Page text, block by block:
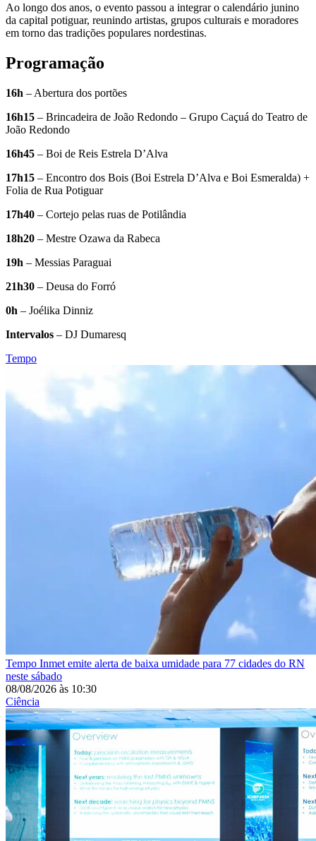
Ao longo dos anos, o evento passou a integrar o calendário junino
da capital potiguar, reunindo artistas, grupos culturais e moradores
em torno das tradições populares nordestinas.
Programação
16h – Abertura dos portões
16h15 – Brincadeira de João Redondo – Grupo Caçuá do Teatro de
João Redondo
16h45 – Boi de Reis Estrela D’Alva
17h15 – Encontro dos Bois (Boi Estrela D’Alva e Boi Esmeralda) +
Folia de Rua Potiguar
17h40 – Cortejo pelas ruas de Potilândia
18h20 – Mestre Ozawa da Rabeca
19h – Messias Paraguai
21h30 – Deusa do Forró
0h – Joélika Dinniz
Intervalos – DJ Dumaresq
Tempo
Tempo Inmet emite alerta de baixa umidade para 77 cidades do RN
neste sábado
08/08/2026 às 10:30
Ciência